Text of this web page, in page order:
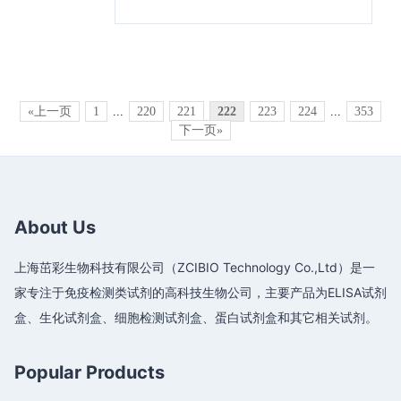
«上一页 1 ... 220 221 222 223 224 ...
353
下一页»
About Us
上海茁彩生物科技有限公司（ZCIBIO Technology Co.,Ltd）是一
家专注于免疫检测类试剂的高科技生物公司，主要产品为ELISA试剂
盒、生化试剂盒、细胞检测试剂盒、蛋白试剂盒和其它相关试剂。
Popular Products